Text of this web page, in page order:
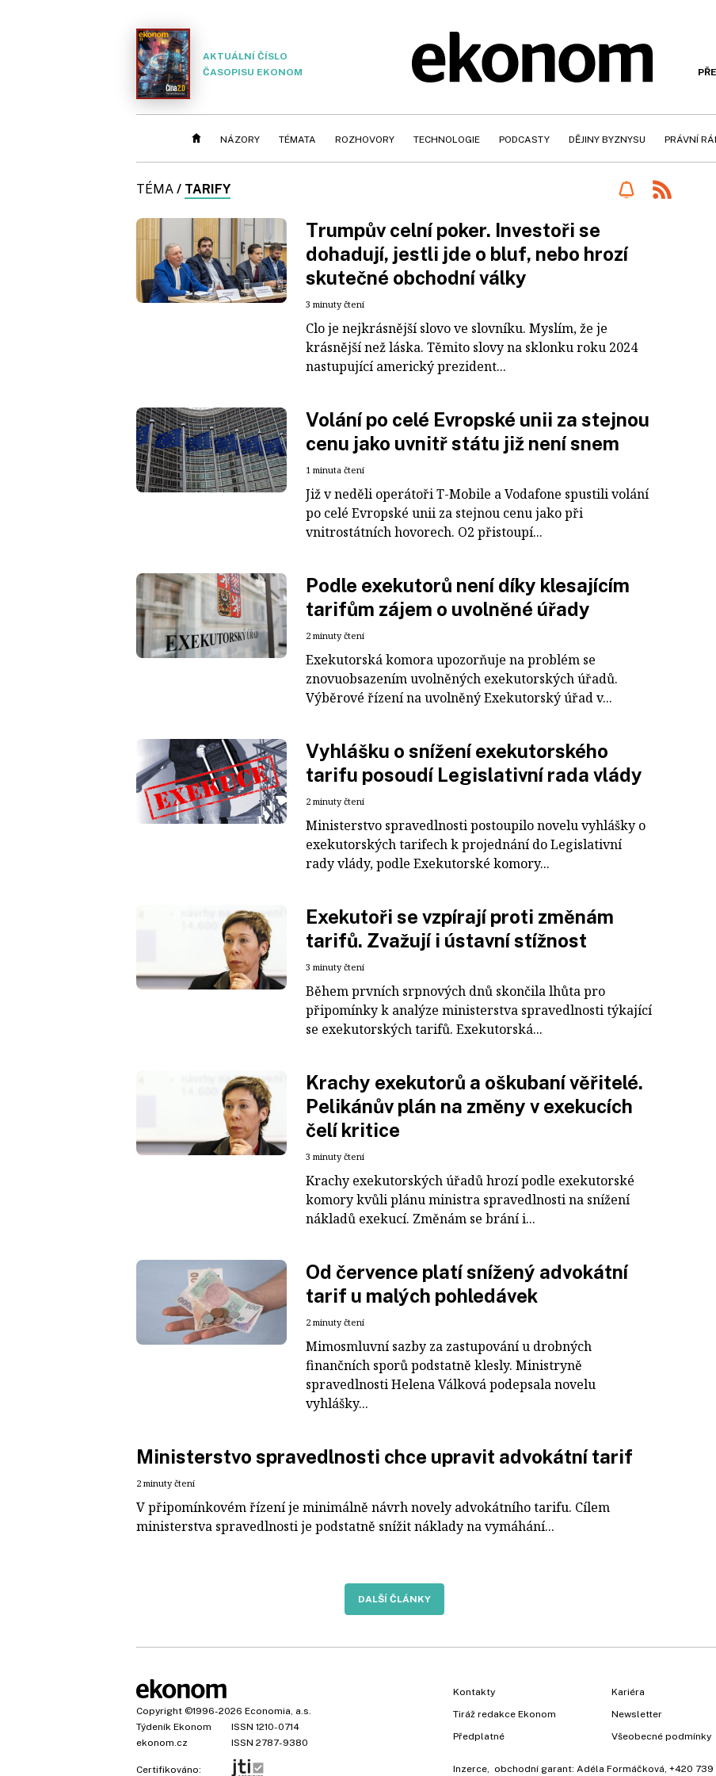
AKTUÁLNÍ ČÍSLO
ČASOPISU EKONOM
NÁZORY TÉMATA ROZHOVORY TECHNOLOGIE PODCASTY DĚJINY BYZNYSU PRÁVNÍ
TÉMA / TARIFY
Trumpův celní poker. Investoři se
dohadují, jestli jde o bluf, nebo hrozí
skutečné obchodní války
3 minuty čtení
Clo je nejkrásnější slovo ve slovníku. Myslím, že je
krásnější než láska. Těmito slovy na sklonku roku 2024
nastupující americký prezident...
Volání po celé Evropské unii za stejnou
cenu jako uvnitř státu již není snem
1 minuta čtení
Již v neděli operátoři T-Mobile a Vodafone spustili volání
po celé Evropské unii za stejnou cenu jako při
vnitrostátních hovorech. O2 přistoupí...
Podle exekutorů není díky klesajícím
tarifům zájem o uvolněné úřady
2 minuty čtení
Exekutorská komora upozorňuje na problém se
znovuobsazením uvolněných exekutorských úřadů.
Výběrové řízení na uvolněný Exekutorský úřad v...
Vyhlášku o snížení exekutorského
tarifu posoudí Legislativní rada vlády
2 minuty čtení
Ministerstvo spravedlnosti postoupilo novelu vyhlášky o
exekutorských tarifech k projednání do Legislativní
rady vlády, podle Exekutorské komory...
Exekutoři se vzpírají proti změnám
tarifů. Zvažují i ústavní stížnost
3 minuty čtení
Během prvních srpnových dnů skončila lhůta pro
připomínky k analýze ministerstva spravedlnosti týkající
se exekutorských tarifů. Exekutorská...
Krachy exekutorů a oškubaní věřitelé.
Pelikánův plán na změny v exekucích
čelí kritice
3 minuty čtení
Krachy exekutorských úřadů hrozí podle exekutorské
komory kvůli plánu ministra spravedlnosti na snížení
nákladů exekucí. Změnám se brání i...
Od července platí snížený advokátní
tarif u malých pohledávek
2 minuty čtení
Mimosmluvní sazby za zastupování u drobných
finančních sporů podstatně klesly. Ministryně
spravedlnosti Helena Válková podepsala novelu
vyhlášky...
Ministerstvo spravedlnosti chce upravit advokátní tarif
2 minuty čtení
V připomínkovém řízení je minimálně návrh novely advokátního tarifu. Cílem
ministerstva spravedlnosti je podstatně snížit náklady na vymáhání...
DALŠÍ ČLÁNKY
Copyright ©1996-2026 Economia, a.s.
Týdeník Ekonom
ISSN 1210-0714
ekonom.cz
ISSN 2787-9380
Certifikováno:
Kontakty
Tiráž redakce Ekonom
Předplatné
Kariéra
Newsletter
Všeobecné podmínky
Inzerce , obchodní garant: Adéla Formáčková +420